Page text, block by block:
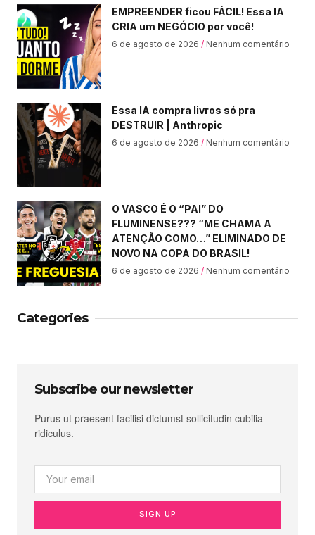
EMPREENDER ficou FÁCIL! Essa IA
CRIA um NEGÓCIO por você!
6 de agosto de 2026 Nenhum comentário
Essa IA compra livros só pra
DESTRUIR | Anthropic
6 de agosto de 2026 Nenhum comentário
O VASCO É O “PAI” DO
FLUMINENSE??? “ME CHAMA A
ATENÇÃO COMO…” ELIMINADO DE
NOVO NA COPA DO BRASIL!
6 de agosto de 2026 Nenhum comentário
Categories
Subscribe our newsletter
Purus ut praesent facilisi dictumst sollicitudin cubilia
ridiculus.
SIGN UP